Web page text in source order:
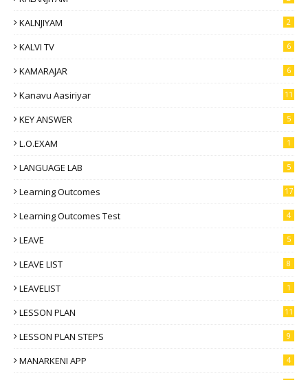
KALNJIYAM 2
KALVI TV 6
KAMARAJAR 6
Kanavu Aasiriyar 11
KEY ANSWER 5
L.O.EXAM 1
LANGUAGE LAB 5
Learning Outcomes 17
Learning Outcomes Test 4
LEAVE 5
LEAVE LIST 8
LEAVELIST 1
LESSON PLAN 11
LESSON PLAN STEPS 9
MANARKENI APP 4